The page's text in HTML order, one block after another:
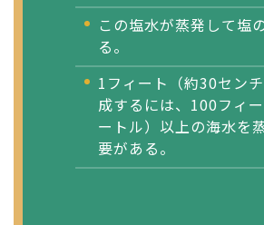
この塩水が蒸発して塩
る。
1フィート（約30セン
成するには、100フィ
ートル）以上の海水を
要がある。